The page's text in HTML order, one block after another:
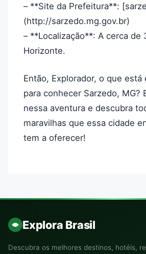
– **Site da Prefeitura**:
(http://sarzedo.mg.gov.br)
– **Localização**: A cerca de
Horizonte.
Então, Explorador, o que está
para conhecer Sarzedo, MG?
nessa aventura e descubra
maravilhas que essa cidade
tem a oferecer!
Explora Brasil
Descubra os melhores destinos, hotéis,